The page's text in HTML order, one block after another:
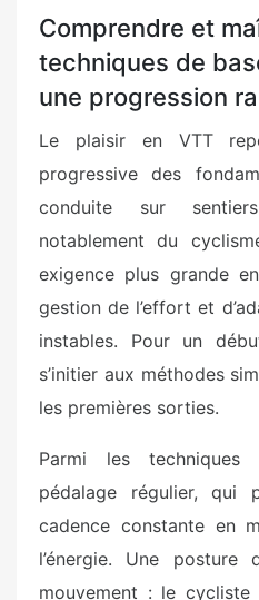
Comprendre et
techniques de
une progression
Le plaisir en VTT
progressive des
conduite sur
notablement du
exigence plus grande
gestion de l’effort et
instables. Pour un
s’initier aux méthodes
les premières sorties.
Parmi les techniques
pédalage régulier, qui
cadence constante en
l’énergie. Une posture
mouvement : le